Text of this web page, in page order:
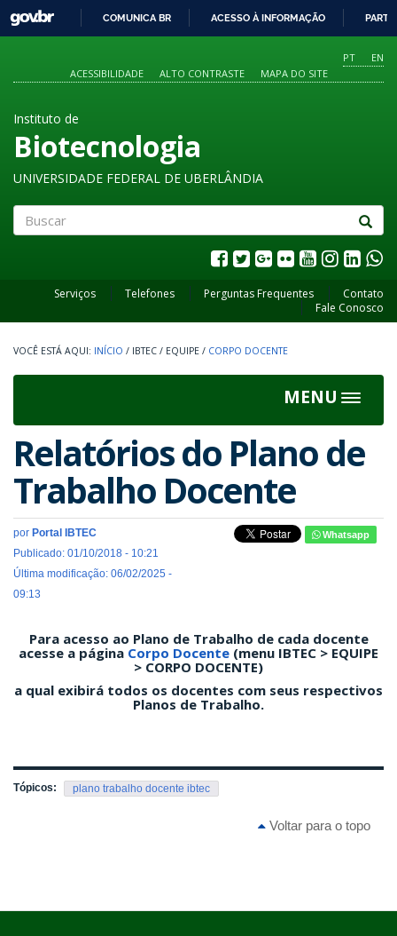
O
CONTEÚDO
GOVBR
COMUNICA BR ACESSO À INFORMAÇÃO
PT
EN
ACESSIBILIDADE
ALTO CONTRASTE MAPA DO SITE
Instituto de
Biotecnologia
UNIVERSIDADE FEDERAL DE UBERLÂNDIA
Serviços Telefones Perguntas Frequentes
Contato
Fale Conosco
INÍCIO / IBTEC / EQUIPE / CORPO DOCENTE
MENU
Toggle
Relatórios do Plano de
Trabalho Docente
por Portal IBTEC
Publicado: 01/10/2018 - 10:21
Última modificação: 06/02/2025 -
09:13
Whatsapp
Para acesso ao Plano de Trabalho de cada docente
acesse a página Corpo Docente (menu IBTEC > EQUIPE
> CORPO DOCENTE)
a qual exibirá todos os docentes com seus respectivos
Planos de Trabalho.
Tópicos: plano trabalho docente ibtec
Voltar para o topo